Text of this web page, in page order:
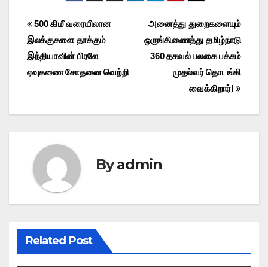
Post
navigation
அனைத்து துறைகளையும்
ஒருங்கிணைத்து தமிழ்நாடு
360 தகவல் பலகை பக்கம்
முதல்வர் தொடங்கி
வைக்கிறார்!
500 கிமீ வரையிலான
இலக்குகளை தாக்கும்
இந்தியாவின் பிரலே
ஏவுகணை சோதனை வெற்றி
Byadmin
Related Post